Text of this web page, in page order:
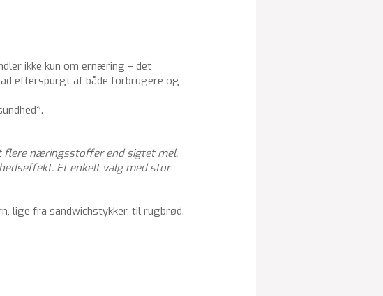
ikke kun om ernæring – det
efterspurgt af både forbrugere og
flere næringsstoffer end sigtet mel.
Et enkelt valg med stor
lige fra sandwichstykker, til rugbrød.